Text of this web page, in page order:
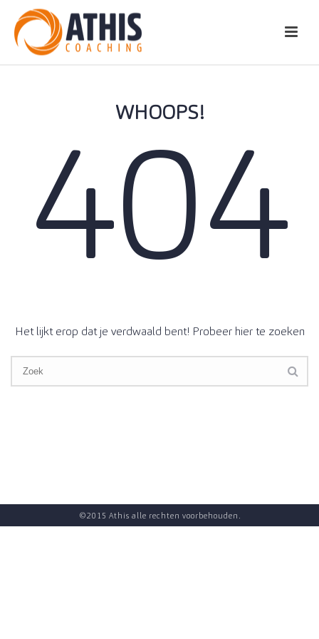
WHOOPS!
404
Het lijkt erop dat je verdwaald bent! Probeer hier te zoeken
©2015 Athis alle rechten voorbehouden.